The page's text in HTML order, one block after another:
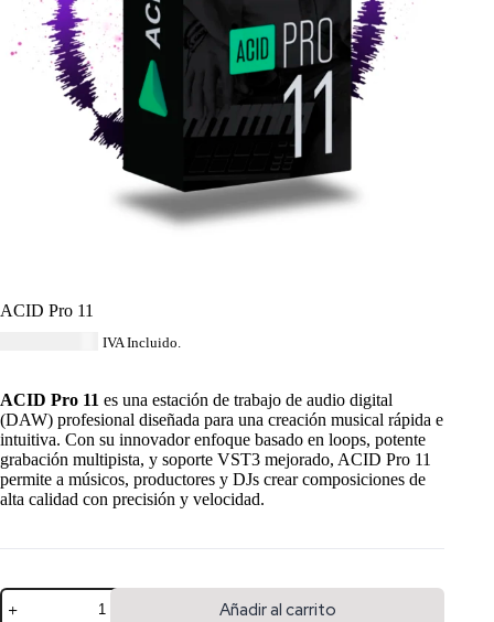
ACID Pro 11
IVA Incluido.
ACID Pro 11 es una estación de trabajo de audio digital
(DAW) profesional diseñada para una creación musical rápida e
intuitiva. Con su innovador enfoque basado en loops, potente
grabación multipista, y soporte VST3 mejorado, ACID Pro 11
permite a músicos, productores y DJs crear composiciones de
alta calidad con precisión y velocidad.
Añadir al carrito